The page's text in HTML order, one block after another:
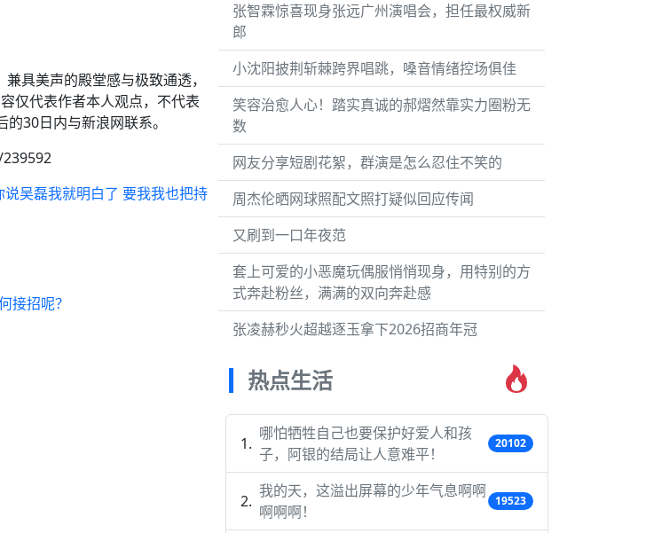
具美声的殿堂感与极致通透，
仅代表作者本人观点，不代表
30日内与新浪网联系。
说吴磊我就明白了 要我我也把持
接招呢？
张智霖惊喜现身张远广州演唱会，担任最权威新
郎
小沈阳披荆斩棘跨界唱跳，嗓音情绪控场俱佳
笑容治愈人心！踏实真诚的郝熠然靠实力圈粉无
数
网友分享短剧花絮，群演是怎么忍住不笑的
周杰伦晒网球照配文照打疑似回应传闻
又刷到一口年夜范
套上可爱的小恶魔玩偶服悄悄现身，用特别的方
式奔赴粉丝，满满的双向奔赴感
张凌赫秒火超越逐玉拿下2026招商年冠
热点生活
哪怕牺牲自己也要保护好爱人和孩
子，阿银的结局让人意难平！
20102
我的天，这溢出屏幕的少年气息啊啊
啊啊啊！
19523